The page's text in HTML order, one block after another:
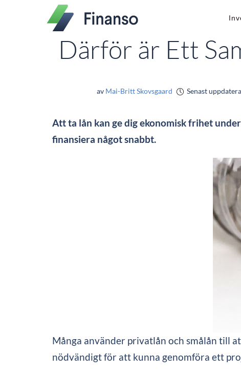
Därför är Ett
av Mai-Britt Skovsgaard Senast
Att ta lån kan ge dig ekonomisk frihet
finansiera något snabbt.
Många använder privatlån och smålån till
nödvändigt för att kunna genomföra ett